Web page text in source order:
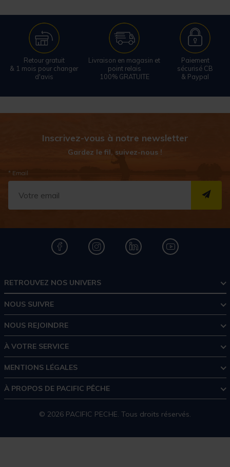
Retour gratuit
& 1 mois pour changer
d'avis
Livraison en magasin et
point relais
100% GRATUITE
Paiement
sécurisé CB
& Paypal
Inscrivez-vous à notre newsletter
Gardez le fil, suivez-nous !
* Email
RETROUVEZ NOS UNIVERS
NOUS SUIVRE
NOUS REJOINDRE
À VOTRE SERVICE
MENTIONS LÉGALES
À PROPOS DE PACIFIC PÊCHE
© 2026 PACIFIC PECHE. Tous droits réservés.